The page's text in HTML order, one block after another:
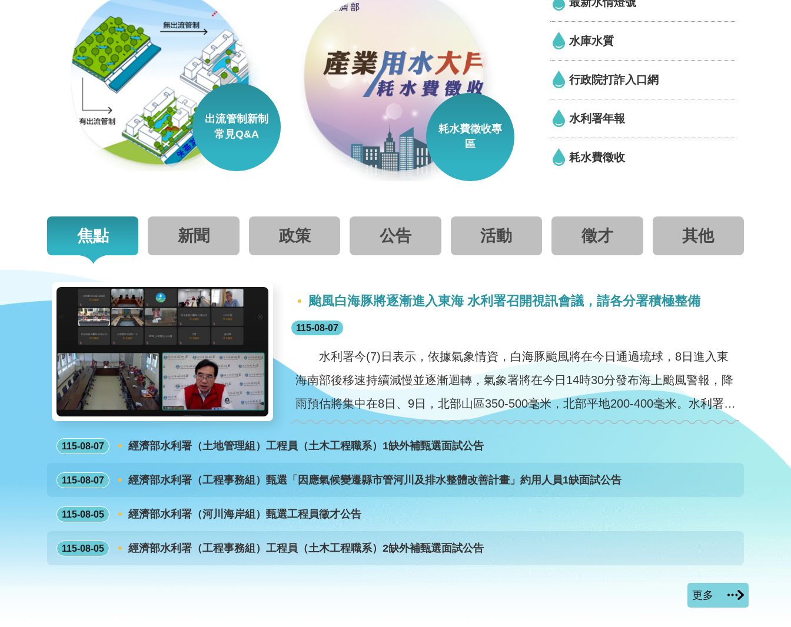
出流管制新制
常見Q&A
耗水費徵收專
區
水庫水質
行政院打詐入口網
水利署年報
耗水費徵收
焦點 新聞 政策 公告 活動 徵才 其他
颱風白海豚將逐漸進入東海 水利署召開視訊會議，請各分署積極整備
115-08-07
水利署今(7)日表示，依據氣象情資，白海豚颱風將在今日通過琉球，8日進入東
海南部後移速持續減慢並逐漸迴轉，氣象署將在今日14時30分發布海上颱風警報，降
雨預估將集中在8日、9日，北部山區350-500毫米，北部平地200-400毫米。水利署林
元鵬署長今日上午10時召開防汛整備視訊會議，邀集第一、 ...更多
115-08-07 經濟部水利署（土地管理組）工程員（土木工程職系）1缺外補甄選面試公告
115-08-07 經濟部水利署（工程事務組）甄選「因應氣候變遷縣市管河川及排水整體改善計畫」約用人員1缺面試公告
115-08-05 經濟部水利署（河川海岸組）甄選工程員徵才公告
115-08-05 經濟部水利署（工程事務組）工程員（土木工程職系）2缺外補甄選面試公告
更多